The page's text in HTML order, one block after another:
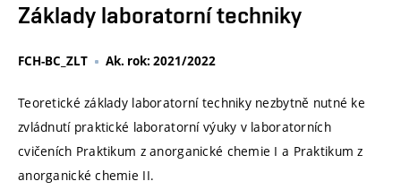
Základy laboratorní techniky
FCH-BC_ZLT Ak. rok: 2021/2022
Teoretické základy laboratorní techniky nezbytně nutné ke
zvládnutí praktické laboratorní výuky v laboratorních
cvičeních Praktikum z anorganické chemie I a Praktikum z
anorganické chemie II.